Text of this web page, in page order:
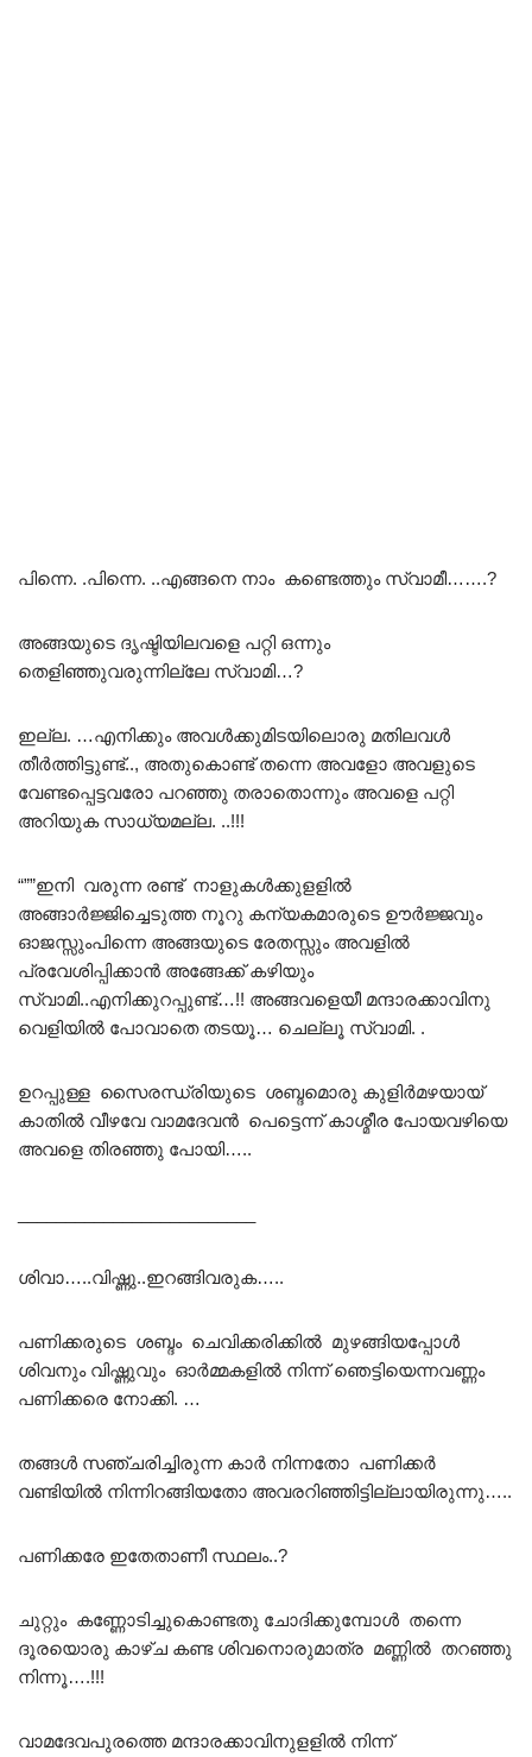
പിന്നെ. .പിന്നെ. ..എങ്ങനെ നാം കണ്ടെത്തും സ്വാമീ…….?
അങ്ങയുടെ ദൃഷ്ടിയിലവളെ പറ്റി ഒന്നും
തെളിഞ്ഞുവരുന്നില്ലേ സ്വാമി…?
ഇല്ല. …എനിക്കും അവൾക്കുമിടയിലൊരു മതിലവൾ
തീർത്തിട്ടുണ്ട്.., അതുകൊണ്ട് തന്നെ അവളോ അവളുടെ
വേണ്ടപ്പെട്ടവരോ പറഞ്ഞു തരാതൊന്നും അവളെ പറ്റി
അറിയുക സാധ്യമല്ല. ..!!!
“””ഇനി വരുന്ന രണ്ട് നാളുകൾക്കുളളിൽ
അങ്ങാർജ്ജിച്ചെടുത്ത നൂറു കന്യകമാരുടെ ഊർജ്ജവും
ഓജസ്സുംപിന്നെ അങ്ങയുടെ രേതസ്സും അവളിൽ
പ്രവേശിപ്പിക്കാൻ അങ്ങേക്ക് കഴിയും
സ്വാമി..എനിക്കുറപ്പുണ്ട്…!! അങ്ങവളെയീ മന്ദാരക്കാവിനു
വെളിയിൽ പോവാതെ തടയൂ… ചെല്ലൂ സ്വാമി. .
ഉറപ്പുള്ള സൈരന്ധ്രിയുടെ ശബ്ദമൊരു കുളിർമഴയായ്
കാതിൽ വീഴവേ വാമദേവൻ പെട്ടെന്ന് കാശ്മീര പോയവഴിയെ
അവളെ തിരഞ്ഞു പോയി…..
ശിവാ…..വിഷ്ണു..ഇറങ്ങിവരുക…..
പണിക്കരുടെ ശബ്ദം ചെവിക്കരിക്കിൽ മുഴങ്ങിയപ്പോൾ
ശിവനും വിഷ്ണുവും ഓർമ്മകളിൽ നിന്ന് ഞെട്ടിയെന്നവണ്ണം
പണിക്കരെ നോക്കി. …
തങ്ങൾ സഞ്ചരിച്ചിരുന്ന കാർ നിന്നതോ പണിക്കർ
വണ്ടിയിൽ നിന്നിറങ്ങിയതോ അവരറിഞ്ഞിട്ടില്ലായിരുന്നു…..
പണിക്കരേ ഇതേതാണീ സ്ഥലം..?
ചുറ്റും കണ്ണോടിച്ചുകൊണ്ടതു ചോദിക്കുമ്പോൾ തന്നെ
ദൂരയൊരു കാഴ്ച കണ്ട ശിവനൊരുമാത്ര മണ്ണിൽ തറഞ്ഞു
നിന്നൂ….!!!
വാമദേവപുരത്തെ മന്ദാരക്കാവിനുളളിൽ നിന്ന്